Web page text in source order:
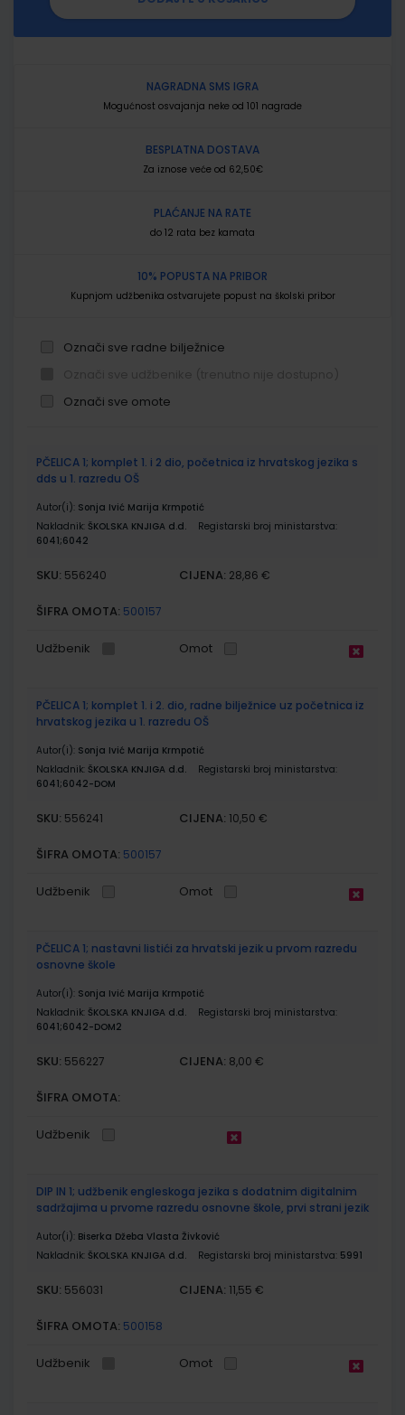
NAGRADNA SMS IGRA
Mogućnost osvajanja neke od 101 nagrade
BESPLATNA DOSTAVA
Za iznose veće od 62,50€
PLAĆANJE NA RATE
do 12 rata bez kamata
10% POPUSTA NA PRIBOR
Kupnjom udžbenika ostvarujete popust na školski pribor
Označi sve radne bilježnice
Označi sve omote
proizvodi
PČELICA 1; komplet 1. i 2 dio, početnica iz hrvatskog jezika s
dds u 1. razredu OŠ
Autor(i): Sonja Ivić Marija Krmpotić
Nakladnik: ŠKOLSKA KNJIGA d.d.
Registarski broj ministarstva:
6041;6042
SKU: 556240 CIJENA: 28,86 €
ŠIFRA OMOTA: 500157
Udžbenik Omot
PČELICA 1; komplet 1. i 2. dio, radne bilježnice uz početnica iz
hrvatskog jezika u 1. razredu OŠ
Autor(i): Sonja Ivić Marija Krmpotić
Nakladnik: ŠKOLSKA KNJIGA d.d.
Registarski broj ministarstva:
6041;6042-DOM
SKU: 556241 CIJENA: 10,50 €
ŠIFRA OMOTA: 500157
Udžbenik Omot
PČELICA 1; nastavni listići za hrvatski jezik u prvom razredu
osnovne škole
Autor(i): Sonja Ivić Marija Krmpotić
Nakladnik: ŠKOLSKA KNJIGA d.d.
Registarski broj ministarstva:
6041;6042-DOM2
SKU: 556227 CIJENA: 8,00 €
ŠIFRA OMOTA:
Udžbenik
DIP IN 1; udžbenik engleskoga jezika s dodatnim digitalnim
sadržajima u prvome razredu osnovne škole, prvi strani jezik
Autor(i): Biserka Džeba Vlasta Živković
Nakladnik: ŠKOLSKA KNJIGA d.d. Registarski broj ministarstva: 5991
SKU: 556031 CIJENA: 11,55 €
ŠIFRA OMOTA: 500158
Udžbenik Omot